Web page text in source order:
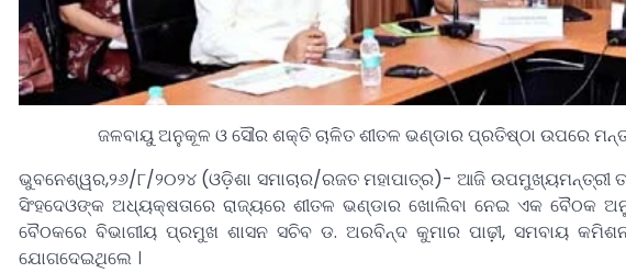
ଜଳବାୟୁ ଅନୁକୂଳ ଓ ସୌର ଶକ୍ତି ଚାଳିତ ଶୀତଳ ଭଣ୍ଡାର ପ୍ରତିଷ୍ଠା ଉପରେ
ଭୁବନେଶ୍ୱର,୨୬/୮/୨୦୨୪ (ଓଡ଼ିଶା ସମାଚାର/ରଜତ ମହାପାତ୍ର)- ଆଜି ଉପମୁଖ୍ୟମନ୍ତ୍ରୀ
ସିଂହଦେଓଙ୍କ ଅଧ୍ୟକ୍ଷତାରେ ରାଜ୍ୟରେ ଶୀତଳ ଭଣ୍ଡାର ଖୋଲିବା ନେଇ ଏକ
ବୈଠକରେ ବିଭାଗୀୟ ପ୍ରମୁଖ ଶାସନ ସଚିବ ଡ. ଅରବିନ୍ଦ କୁମାର ପାଢ଼ୀ, ସମବାୟ
ଯୋଗଦେଇଥିଲେ ।